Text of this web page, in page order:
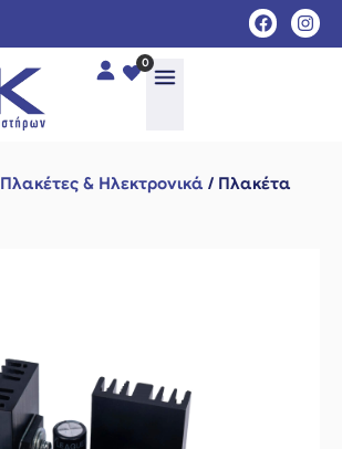
0
Πλακέτες & Ηλεκτρονικά / Πλακέτα